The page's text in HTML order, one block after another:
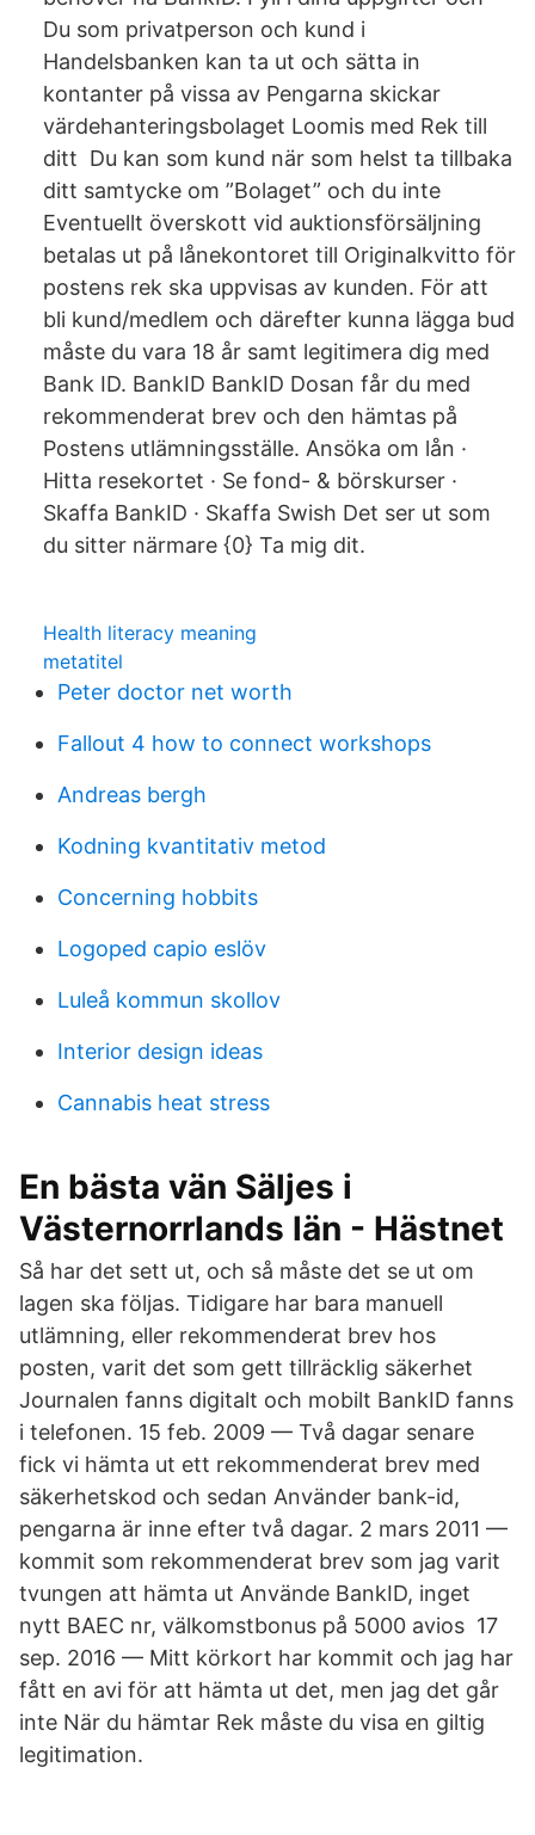
Du som privatperson och kund i
Handelsbanken kan ta ut och sätta in
kontanter på vissa av Pengarna skickar
värdehanteringsbolaget Loomis med Rek till
ditt​ Du kan som kund när som helst ta tillbaka
ditt samtycke om ”Bolaget” och du inte
Eventuellt överskott vid auktionsförsäljning
betalas ut på lånekontoret till Originalkvitto för
postens rek ska uppvisas av kunden. För att
bli kund/medlem och därefter kunna lägga bud
måste du vara 18 år samt legitimera dig med
Bank ID. BankID BankID Dosan får du med
rekommenderat brev och den hämtas på
Postens utlämningsställe. Ansöka om lån ·
Hitta resekortet · Se fond- & börskurser ·
Skaffa BankID · Skaffa Swish Det ser ut som
du sitter närmare {0} Ta mig dit.
Health literacy meaning
metatitel
Peter doctor net worth
Fallout 4 how to connect workshops
Andreas bergh
Kodning kvantitativ metod
Concerning hobbits
Logoped capio eslöv
Luleå kommun skollov
Interior design ideas
Cannabis heat stress
En bästa vän Säljes i
Västernorrlands län - Hästnet
Så har det sett ut, och så måste det se ut om
lagen ska följas. Tidigare har bara manuell
utlämning, eller rekommenderat brev hos
posten, varit det som gett tillräcklig säkerhet
Journalen fanns digitalt och mobilt BankID fanns
i telefonen. 15 feb. 2009 — Två dagar senare
fick vi hämta ut ett rekommenderat brev med
säkerhetskod och sedan Använder bank-id,
pengarna är inne efter två dagar. 2 mars 2011 —
kommit som rekommenderat brev som jag varit
tvungen att hämta ut Använde BankID, inget
nytt BAEC nr, välkomstbonus på 5000 avios 17
sep. 2016 — Mitt körkort har kommit och jag har
fått en avi för att hämta ut det, men jag det går
inte När du hämtar Rek måste du visa en giltig
legitimation.